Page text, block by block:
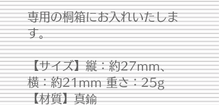
専用の桐箱にお入れいたしま
す。
【サイズ】縦：約27mm、
横：約21mm 重さ：25g
【材質】真鍮